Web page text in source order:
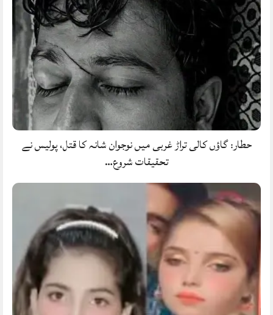
حطار: گاؤں کالی تراڑ غربی میں نوجوان شانہ کا قتل، پولیس نے
تحقیقات شروع…